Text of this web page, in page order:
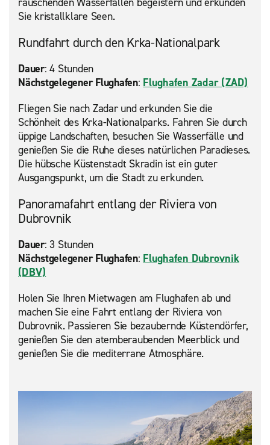
Sie kristallklare Seen.
Rundfahrt durch den Krka-Nationalpark
Dauer: 4 Stunden
Nächstgelegener Flughafen: Flughafen Zadar (ZAD)
Fliegen Sie nach Zadar und erkunden Sie die
Schönheit des Krka-Nationalparks. Fahren Sie durch
üppige Landschaften, besuchen Sie Wasserfälle und
genießen Sie die Ruhe dieses natürlichen Paradieses.
Die hübsche Küstenstadt Skradin ist ein guter
Ausgangspunkt, um die Stadt zu erkunden.
Panoramafahrt entlang der Riviera von
Dubrovnik
Dauer: 3 Stunden
Nächstgelegener Flughafen: Flughafen Dubrovnik
(DBV)
Holen Sie Ihren Mietwagen am Flughafen ab und
machen Sie eine Fahrt entlang der Riviera von
Dubrovnik. Passieren Sie bezaubernde Küstendörfer,
genießen Sie den atemberaubenden Meerblick und
genießen Sie die mediterrane Atmosphäre.